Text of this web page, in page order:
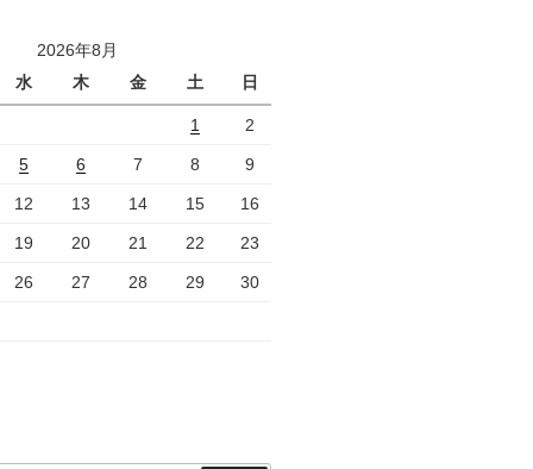
2026年8月
水 木 金 土 日
1 2
5 6 7 8 9
12 13 14 15 16
19 20 21 22 23
26 27 28 29 30